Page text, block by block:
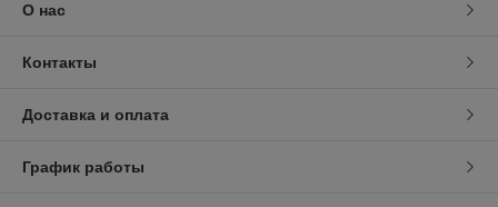
О нас
Контакты
Доставка и оплата
График работы